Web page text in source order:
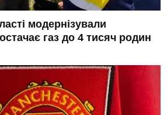
модернізували
газ до 4 тисяч родин